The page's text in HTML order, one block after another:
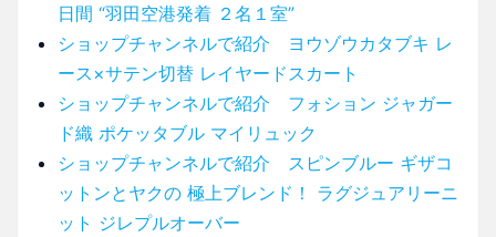
日間 “羽田空港発着 ２名１室”
ショップチャンネルで紹介 ヨウゾウカタブキ レ
ース×サテン切替 レイヤードスカート
ショップチャンネルで紹介 フォション ジャガー
ド織 ポケッタブル マイリュック
ショップチャンネルで紹介 スピンブルー ギザコ
ットンとヤクの 極上ブレンド！ ラグジュアリーニ
ット ジレプルオーバー